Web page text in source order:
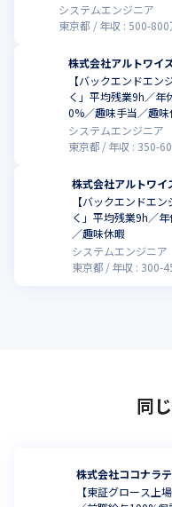
システムエンジニア
東京都
年収 : 500-800
株式会社アルトワイ
【バックエンドエ
く」平均残業9h／年
0%／趣味手当／趣味
システムエンジニア
東京都
年収 : 350-
株式会社アルトワイ
【バックエンドエ
く」平均残業9h／
／趣味休暇
システムエンジニア
東京都
年収 : 300-
同
株式会社ココナラ
【東証グロース上